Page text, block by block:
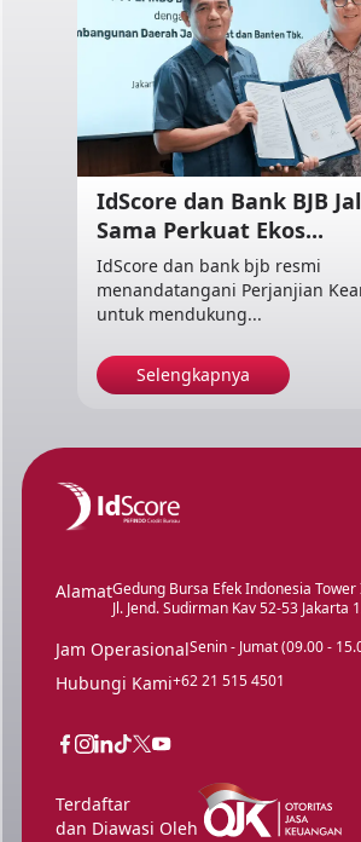
IdScore dan Bank BJB
Sama Perkuat Ekos...
IdScore dan bank bjb resmi
menandatangani Perjanjian
untuk mendukung...
Selengkapnya
AlamatGedung Bursa Efek Indonesia Tower
Jl. Jend. Sudirman Kav 52-53 Jakarta
Jam OperasionalSenin - Jumat (09.00 -
Hubungi Kami+62 21 515 4501
Terdaftar
dan Diawasi Oleh